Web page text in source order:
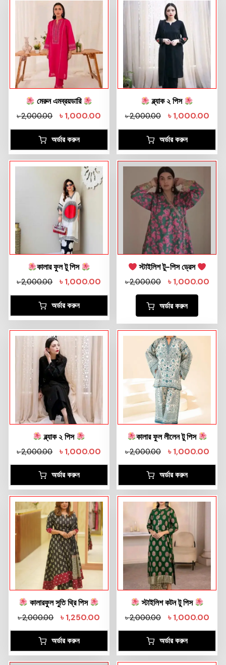
মেরুন এমব্রয়ডারি
৳2,000.00 ৳1,000.00
অর্ডার করুন
ব্ল্যাক ২ পিস
৳2,000.00 ৳1,000.00
অর্ডার করুন
কালার ফুল টু পিস
৳2,000.00 ৳1,000.00
অর্ডার করুন
স্টাইলিশ টু-পিস ড্রেস
৳2,000.00 ৳1,000.00
অর্ডার করুন
ব্ল্যাক ২ পিস
৳2,000.00 ৳1,000.00
অর্ডার করুন
কালার ফুল লীলেন টু পিস
৳2,000.00 ৳1,000.00
অর্ডার করুন
কালারফুল সুতি থ্রি পিস
৳2,000.00 ৳1,250.00
অর্ডার করুন
স্টাইলিশ কটন টু পিস
৳2,000.00 ৳1,000.00
অর্ডার করুন